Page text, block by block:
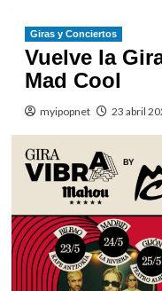
Giras y Conciertos
Vuelve la
Mad Cool
myipopnet 23 abril